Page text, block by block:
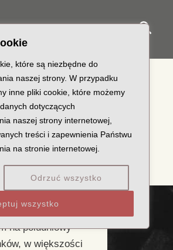
które są niezbędne do
naszej strony. W przypadku
inne pliki cookie, które możemy
dotyczących
naszej strony internetowej,
treści i zapewnienia Państwu
na stronie internetowej.
Odrzuć wszystko
wszystko
specjalne do
urzędników
miasteczka
na południowy
w większości